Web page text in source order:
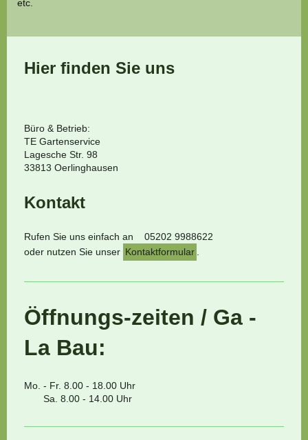
etc.
Hier finden Sie uns
Büro & Betrieb:
TE Gartenservice
Lagesche Str. 98
33813 Oerlinghausen
Kontakt
Rufen Sie uns einfach an 05202 9988622
oder nutzen Sie unser Kontaktformular
Öffnungs-zeiten / Ga -
La Bau:
Mo. - Fr. 8.00 - 18.00 Uhr
Sa. 8.00 - 14.00 Uhr